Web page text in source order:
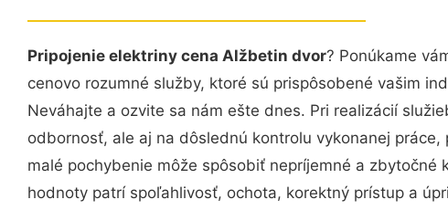
Pripojenie elektriny cena Alžbetin dvor? Ponúkame
cenovo rozumné služby, ktoré sú prispôsobené vašim
Neváhajte a ozvite sa nám ešte dnes. Pri realizácií
odbornosť, ale aj na dôslednú kontrolu vykonanej
malé pochybenie môže spôsobiť nepríjemné a zbytočné
hodnoty patrí spoľahlivosť, ochota, korektný prístup a